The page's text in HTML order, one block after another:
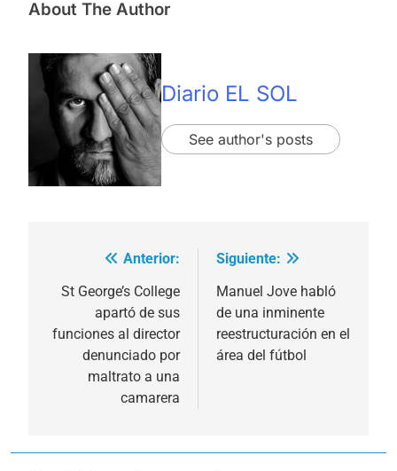
About The Author
Diario EL SOL
See author's posts
Navegación
de
entradas
Anterior:
St George’s College
apartó de sus
funciones al director
denunciado por
maltrato a una
camarera
Siguiente:
Manuel Jove habló
de una inminente
reestructuración en el
área del fútbol